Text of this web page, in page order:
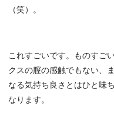
（笑）。
これすごいです。ものすご
クスの膣の感触でもない、
なる気持ち良さとはひと味
なります。